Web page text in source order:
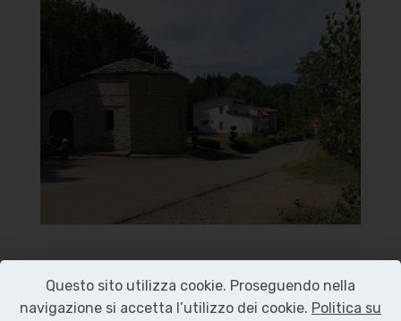
Vista
[
Clicca per ingrandire
Questo sito utilizza cookie. Proseguendo nella
navigazione si accetta l’utilizzo dei cookie. Politica su